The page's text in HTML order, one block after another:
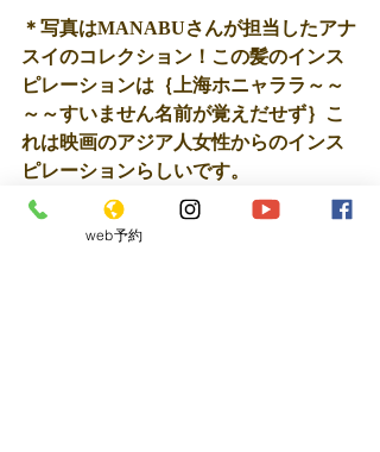
＊写真はMANABUさんが担当したアナ
スイのコレクション！この髪のインス
ピレーションは｛上海ホニャララ～～
～～すいません名前が覚えだせず｝こ
れは映画のアジア人女性からのインス
ピレーションらしいです。
web予約